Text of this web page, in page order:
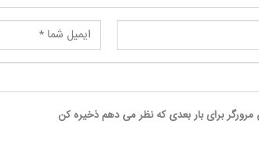
مرورگر برای بار بعدی که نظر می دهم ذخیره کن